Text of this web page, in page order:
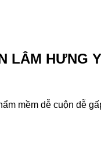
LÂM HƯNG
mềm dễ cuộn dễ